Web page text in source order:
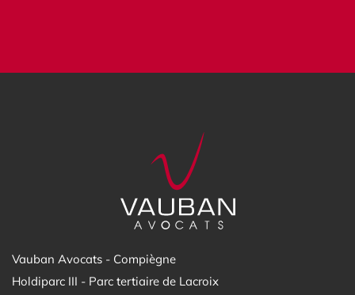
Vauban Avocats - Compiègne
Holdiparc III - Parc tertiaire de Lacroix